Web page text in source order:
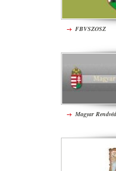
FBVSZOSZ
Magyar